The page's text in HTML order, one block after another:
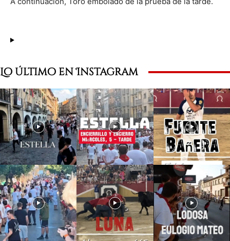
Lo último en Instagram